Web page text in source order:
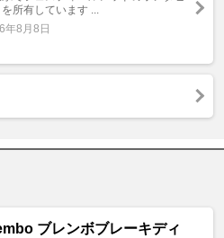
所有しています ...
年8月8日
ブレンボブレーキディ